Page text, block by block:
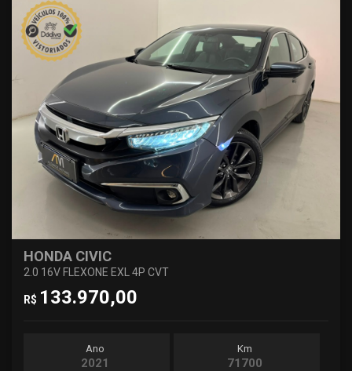
HONDA CIVIC
2.0 16V FLEXONE EXL 4P CVT
R$ 133.970,00
Ano
2021
Km
71700